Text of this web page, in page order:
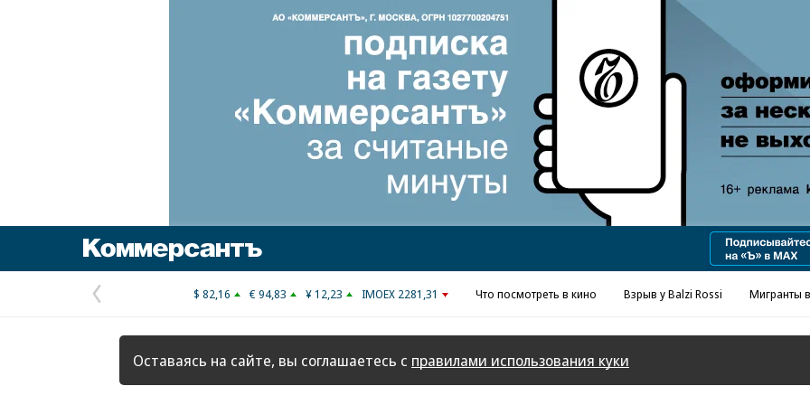
Предыдущая
страница
$ 82,16 € 94,83 ¥ 12,23 IMOEX 2281,31 Что посмотреть в кино Взрыв у Balzi Rossi Мигранты
Оставаясь на сайте, вы соглашаетесь с правилами использования куки